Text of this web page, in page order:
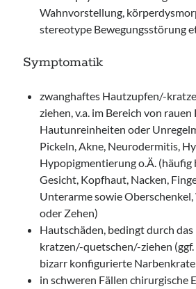
Wahnvorstellung,
stereotype Bewegungsstörung
Symptomatik
zwanghaftes Hautzupfen/-
ziehen, v.a. im Bereich von
Hautunreinheiten oder
Pickeln, Akne, Neurodermitis,
Hypopigmentierung o.Ä. (häufig
Gesicht, Kopfhaut, Nacken,
Unterarme sowie Oberschenkel,
oder Zehen)
Hautschäden, bedingt durch
kratzen/-quetschen/-ziehen (ggf.
bizarr konfigurierte
in schweren Fällen chirurgische